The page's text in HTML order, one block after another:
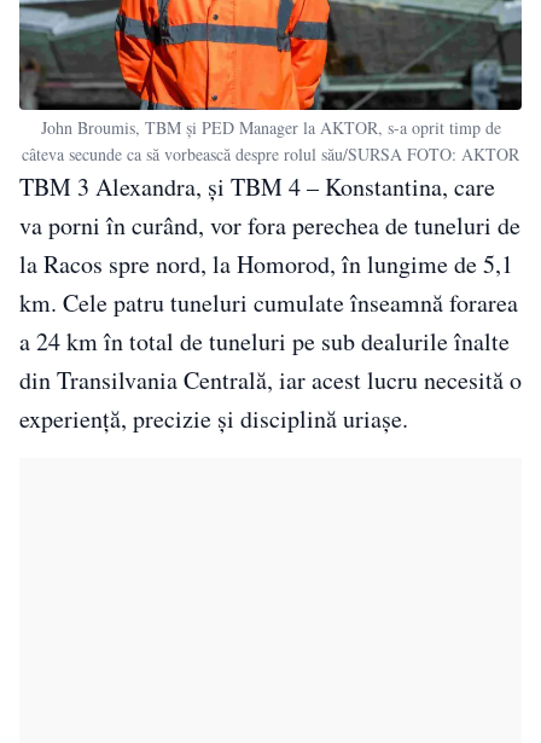
John Broumis, TBM și PED Manager la AKTOR, s-a oprit timp de
câteva secunde ca să vorbească despre rolul său/SURSA FOTO: AKTOR
TBM 3 Alexandra, și TBM 4 – Konstantina, care
va porni în curând, vor fora perechea de tuneluri de
la Racos spre nord, la Homorod, în lungime de 5,1
km. Cele patru tuneluri cumulate înseamnă forarea
a 24 km în total de tuneluri pe sub dealurile înalte
din Transilvania Centrală, iar acest lucru necesită o
experiență, precizie și disciplină uriașe.